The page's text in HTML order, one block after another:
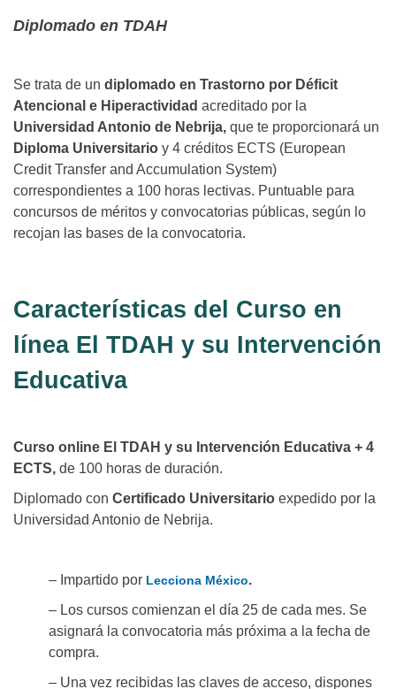
Diplomado en TDAH
Se trata de un diplomado en Trastorno por Déficit
Atencional e Hiperactividad acreditado por la
Universidad Antonio de Nebrija, que te proporcionará un
Diploma Universitario y 4 créditos ECTS (European
Credit Transfer and Accumulation System)
correspondientes a 100 horas lectivas. Puntuable para
concursos de méritos y convocatorias públicas, según lo
recojan las bases de la convocatoria.
Características del Curso en
línea El TDAH y su Intervención
Educativa
Curso online El TDAH y su Intervención Educativa + 4
ECTS, de 100 horas de duración.
Diplomado con Certificado Universitario expedido por la
Universidad Antonio de Nebrija.
– Impartido por Lecciona México.
– Los cursos comienzan el día 25 de cada mes. Se
asignará la convocatoria más próxima a la fecha de
compra.
– Una vez recibidas las claves de acceso, dispones